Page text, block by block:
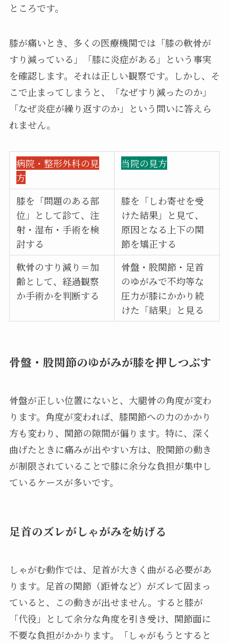
ところです。
膝が痛いとき、多くの医療機関では「膝の軟骨が
すり減っている」「膝に炎症がある」という事実
を確認します。それは正しい観察です。しかし、そ
こで止まってしまうと、「なぜすり減ったのか」
「なぜ炎症が繰り返すのか」という問いに答えら
れません。
病院・整形外科の見
方
当院の見方
膝を「問題のある部
位」として診て、注
射・湿布・手術を検
討する
膝を「しわ寄せを受
けた結果」と見て、
原因となる上下の関
節を矯正する
軟骨のすり減り＝加
齢として、経過観察
か手術かを判断する
骨盤・股関節・足首
のゆがみで不均等な
圧力が膝にかかり続
けた「結果」と見る
骨盤・股関節のゆがみが膝を押しつぶす
骨盤が正しい位置にないと、大腿骨の角度が変わ
ります。角度が変われば、膝関節への力のかかり
方も変わり、関節の隙間が偏ります。特に、深く
曲げたときに痛みが出やすい方は、股関節の動き
が制限されていることで膝に余分な負担が集中し
ているケースが多いです。
足首のズレがしゃがみを妨げる
しゃがむ動作では、足首が大きく曲がる必要があ
ります。足首の関節（距骨など）がズレて固まっ
ていると、この動きが出せません。すると膝が
「代役」として余分な角度を引き受け、関節面に
不要な負担がかかります。「しゃがもうとすると